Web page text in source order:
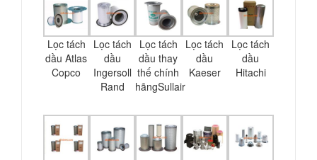
Lọc tách
dầu Atlas
Copco
Lọc tách
dầu
Ingersoll
Rand
Lọc tách
dầu thay
thế chính
hãngSullair
Lọc tách
dầu
Kaeser
Lọc tách
dầu
Hitachi